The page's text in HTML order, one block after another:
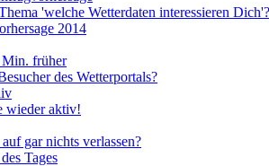
'welche Wetterdaten interessieren Dich'?
2014
Min. früher
des Wetterportals?
wieder aktiv!
gar nichts verlassen?
Tages